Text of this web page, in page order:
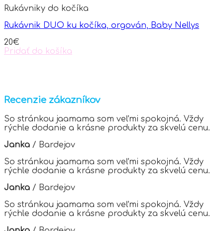
The
may
chosen
on
Rukávniky do kočíka
Rukávnik DUO ku kočíka, orgován, Baby Nellys
20€
Pridať do košíka
Recenzie zákazníkov
So stránkou jaamama som veľmi spokojná. Vždy
rýchle dodanie a krásne produkty za skvelú cenu.
Janka / Bardejov
So stránkou jaamama som veľmi spokojná. Vždy
rýchle dodanie a krásne produkty za skvelú cenu.
Janka / Bardejov
So stránkou jaamama som veľmi spokojná. Vždy
rýchle dodanie a krásne produkty za skvelú cenu.